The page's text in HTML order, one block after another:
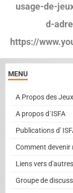
usage-de-
d-
https://
MENU
A Propos des
A propos d´ISFA
Publications d'
Comment devenir
Liens vers
Groupe de